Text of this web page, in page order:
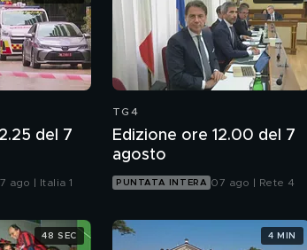
del 7
ago | Italia 1
TG4
Edizione ore 12.00 del 7
agosto
PUNTATA INTERA 07 ago | Rete 4
48 SEC 4 MIN